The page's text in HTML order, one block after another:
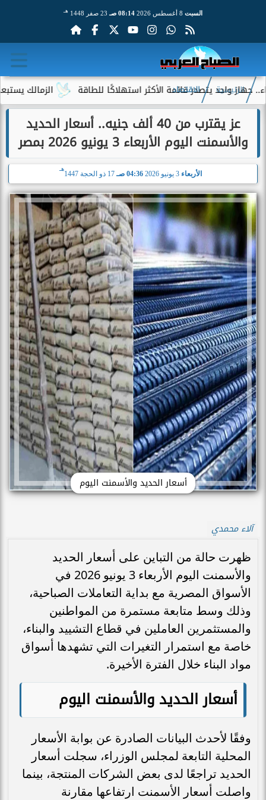
السبت 08:14 صـ 23 صفر 1448 هـ
الزمالك يستبعد 4 لاعبين شباب من حساباته في الموسم الجديد يتصدر قائمة الأكثر استهلاكًا للطاقة
الرئيسية الاقتصاد
عز يقترب من 40 ألف جنيه.. أسعار الحديد
والأسمنت اليوم الأربعاء 3 يونيو 2026 بمصر
الأربعاء 04:36 صـ 17 ذو الحجة 1447
هـ
أسعار الحديد والأسمنت اليوم
آلاء محمدي
ظهرت حالة من التباين على أسعار الحديد
والأسمنت اليوم الأربعاء 3 يونيو 2026 في
الأسواق المصرية مع بداية التعاملات الصباحية،
وذلك وسط متابعة مستمرة من المواطنين
والمستثمرين العاملين في قطاع التشييد والبناء،
خاصة مع استمرار التغيرات التي تشهدها أسواق
مواد البناء خلال الفترة الأخيرة.
أسعار الحديد والأسمنت اليوم
وفقًا لأحدث البيانات الصادرة عن بوابة الأسعار
المحلية التابعة لمجلس الوزراء، سجلت أسعار
الحديد تراجعًا لدى بعض الشركات المنتجة، بينما
واصلت أسعار الأسمنت ارتفاعها مقارنة